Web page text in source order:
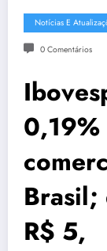
Notícias E
0 Comentários
0,19%
Brasil;
R$ 5,